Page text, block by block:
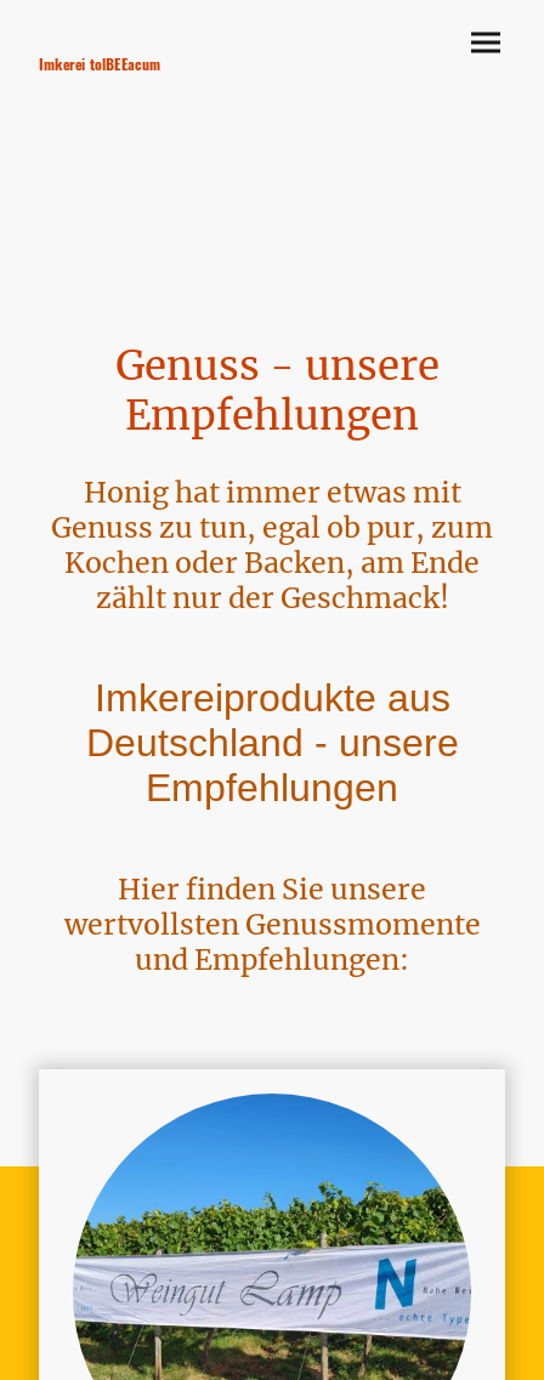
Imkerei tolBEEacum
Genuss - unsere
Empfehlungen
Honig hat immer etwas mit
Genuss zu tun, egal ob pur, zum
Kochen oder Backen, am Ende
zählt nur der Geschmack!
Imkereiprodukte aus
Deutschland - unsere
Empfehlungen
Hier finden Sie unsere
wertvollsten Genussmomente
und Empfehlungen: